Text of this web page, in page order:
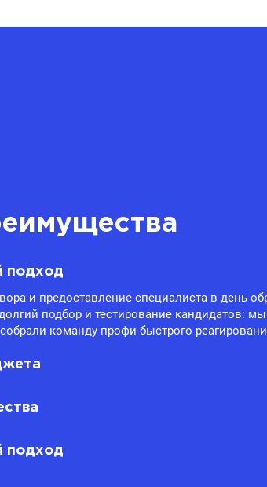
подход
и предоставление специалиста в день
подбор и тестирование кандидатов:
команду профи быстрого
подход